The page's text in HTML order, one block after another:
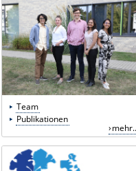
Team
Publikationen